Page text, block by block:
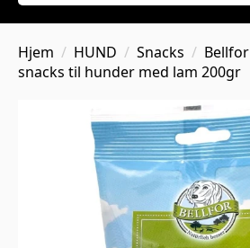
Hjem HUND Snacks Bellfor
snacks til hunder med lam 200gr